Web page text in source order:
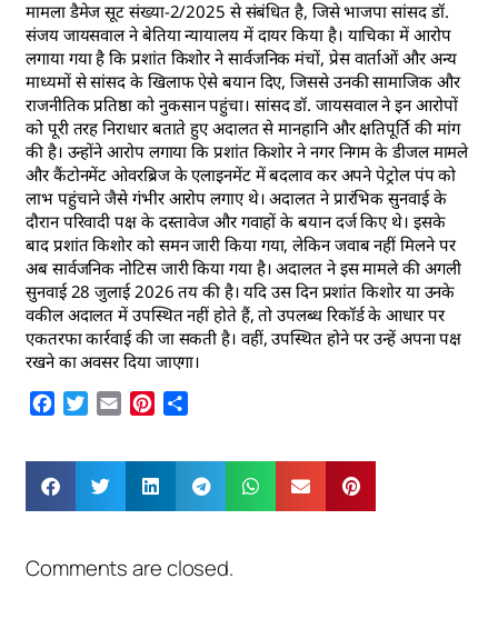
मामला डैमेज सूट संख्या-2/2025 से संबंधित है, जिसे भाजपा सांसद डॉ.
संजय जायसवाल ने बेतिया न्यायालय में दायर किया है। याचिका में आरोप
लगाया गया है कि प्रशांत किशोर ने सार्वजनिक मंचों, प्रेस वार्ताओं और अन्य
माध्यमों से सांसद के खिलाफ ऐसे बयान दिए, जिससे उनकी सामाजिक और
राजनीतिक प्रतिष्ठा को नुकसान पहुंचा। सांसद डॉ. जायसवाल ने इन आरोपों
को पूरी तरह निराधार बताते हुए अदालत से मानहानि और क्षतिपूर्ति की मांग
की है। उन्होंने आरोप लगाया कि प्रशांत किशोर ने नगर निगम के डीजल मामले
और कैंटोनमेंट ओवरब्रिज के एलाइनमेंट में बदलाव कर अपने पेट्रोल पंप को
लाभ पहुंचाने जैसे गंभीर आरोप लगाए थे। अदालत ने प्रारंभिक सुनवाई के
दौरान परिवादी पक्ष के दस्तावेज और गवाहों के बयान दर्ज किए थे। इसके
बाद प्रशांत किशोर को समन जारी किया गया, लेकिन जवाब नहीं मिलने पर
अब सार्वजनिक नोटिस जारी किया गया है। अदालत ने इस मामले की अगली
सुनवाई 28 जुलाई 2026 तय की है। यदि उस दिन प्रशांत किशोर या उनके
वकील अदालत में उपस्थित नहीं होते हैं, तो उपलब्ध रिकॉर्ड के आधार पर
एकतरफा कार्रवाई की जा सकती है। वहीं, उपस्थित होने पर उन्हें अपना पक्ष
रखने का अवसर दिया जाएगा।
Facebook
Twitter
Email Pinterest
Comments are closed.